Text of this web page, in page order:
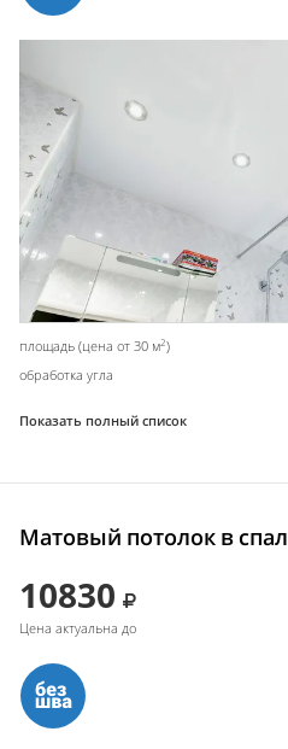
площадь (цена от 30 м2)
обработка угла
Показать полный список
Матовый потолок в
10830
Цена актуальна до